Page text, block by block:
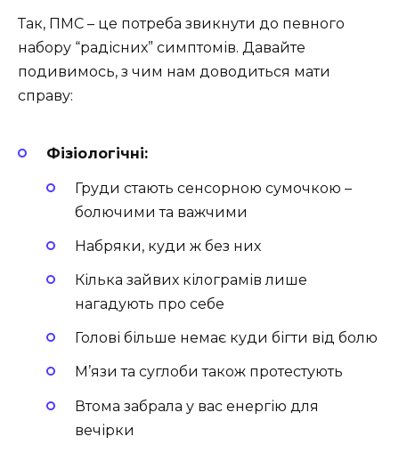
Так, ПМС – це потреба звикнути до певного
набору “радісних” симптомів. Давайте
подивимось, з чим нам доводиться мати
справу:
Фізіологічні:
Груди стають сенсорною сумочкою –
болючими та важчими
Набряки, куди ж без них
Кілька зайвих кілограмів лише
нагадують про себе
Голові більше немає куди бігти від болю
М’язи та суглоби також протестують
Втома забрала у вас енергію для
вечірки